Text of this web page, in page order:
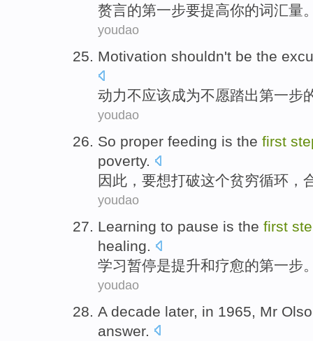
赘言的第一步要提高你的词汇量
youdao
Motivation shouldn't be the
动力不应该成为不愿踏出第一步
youdao
So proper feeding is the first
poverty.
因此 ， 要想打破这个贫穷循环 ，
youdao
Learning to pause is the first
healing.
学习暂停是提升和疗愈的第一步
youdao
A decade later, in 1965, Mr
answer.